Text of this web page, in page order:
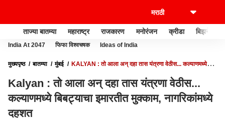
ताज्या बातम्या महाराष्ट्र राजकारण मनोरंजन क्रीडा बिझनेस
India At 2047 फिफा विश्वचषक Ideas of India
मुख्यपृष्ठ बातम्या मुंबई
KALYAN : तो आला अन् दहा तास यंत्रणा वेठीस... कल्याणमध्ये
Kalyan : तो आला अन् दहा तास यंत्रणा वेठीस...
कल्याणमध्ये बिबट्याचा इमारतीत मुक्काम, नागरिकांमध्ये
दहशत